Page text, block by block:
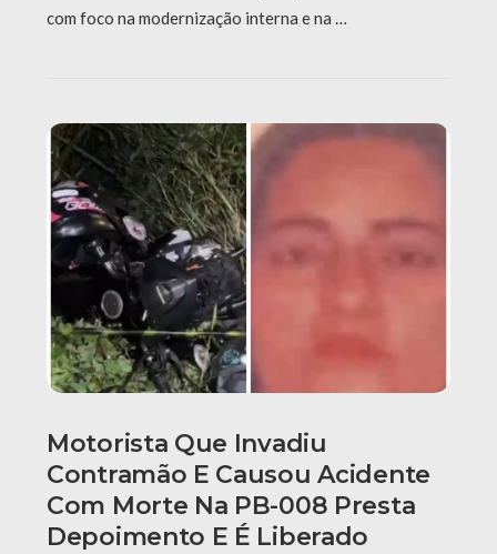
com foco na modernização interna e na …
Motorista Que Invadiu
Contramão E Causou Acidente
Com Morte Na PB-008 Presta
Depoimento E É Liberado